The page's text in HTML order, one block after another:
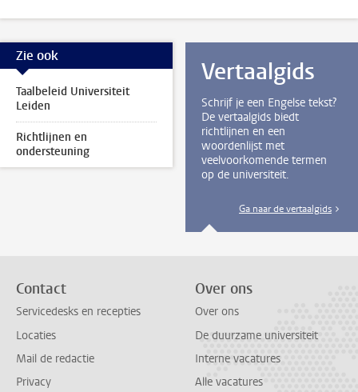
Zie ook
Taalbeleid Universiteit
Leiden
Richtlijnen en
ondersteuning
Vertaalgids
Schrijf je een Engelse tekst?
De vertaalgids biedt
richtlijnen en een
woordenlijst met
veelvoorkomende termen
op de universiteit.
Ga naar de vertaalgids
Contact
Servicedesks en recepties
Locaties
Mail de redactie
Privacy
Over ons
Over ons
De duurzame universiteit
Interne vacatures
Alle vacatures